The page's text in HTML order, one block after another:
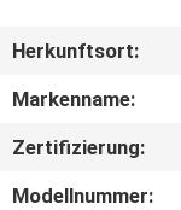
VIDEOS
UNS
Herkunftsort:
Markenname:
Zertifizierung:
Modellnummer: